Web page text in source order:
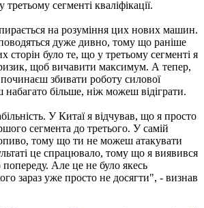
сегменті кваліфікації.
на розуміння цих нових машин.
дуже дивно, тому що раніше
сторін було те, що у третьому сегменті я
щоб вичавити максимум. А тепер,
збивати роботу силової
набагато більше, ніж можеш відіграти.
У Китаї я відчував, що я просто
сегмента до третього. У самій
тому що ти не можеш атакувати
це спрацювало, тому що я виявився
Але це не було якесь
зараз уже просто не досягти", - визнав